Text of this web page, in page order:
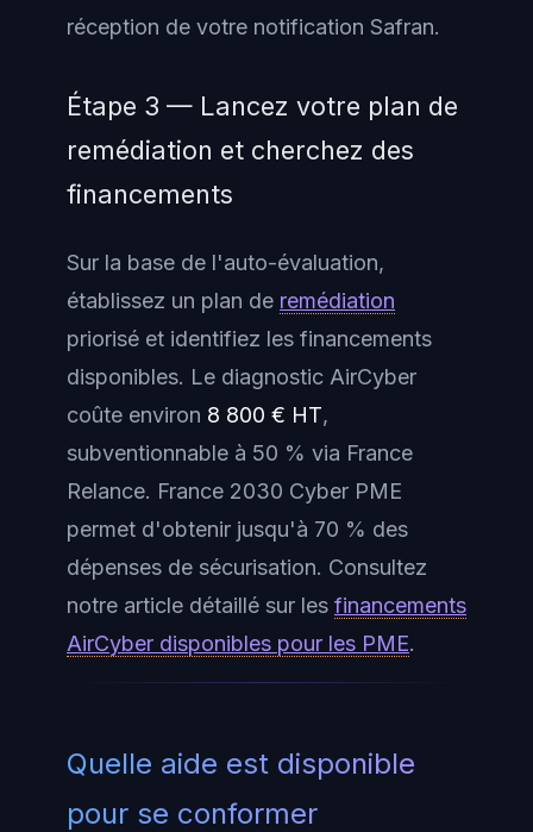
réception de votre notification Safran.
Étape 3 — Lancez votre plan de
remédiation et cherchez des
financements
Sur la base de l'auto-évaluation,
établissez un plan de remédiation
priorisé et identifiez les financements
disponibles. Le diagnostic AirCyber
coûte environ 8 800 € HT,
subventionnable à 50 % via France
Relance. France 2030 Cyber PME
permet d'obtenir jusqu'à 70 % des
dépenses de sécurisation. Consultez
notre article détaillé sur les financements
AirCyber disponibles pour les PME.
Quelle aide est disponible
pour se conformer